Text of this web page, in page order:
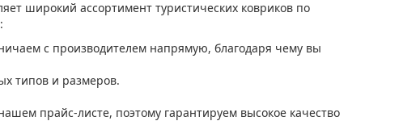
широкий ассортимент туристических ковриков по
с производителем напрямую, благодаря чему вы
типов и размеров.
прайс-листе, поэтому гарантируем высокое качество